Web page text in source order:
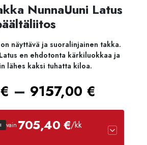
NunnaUuni Latus
näyttävä ja suoralinjainen takka.
en ehdotonta kärkiluokkaa ja
lähes kaksi tuhatta kiloa.
€ – 9157,00 €
vain 705,40 €/kk